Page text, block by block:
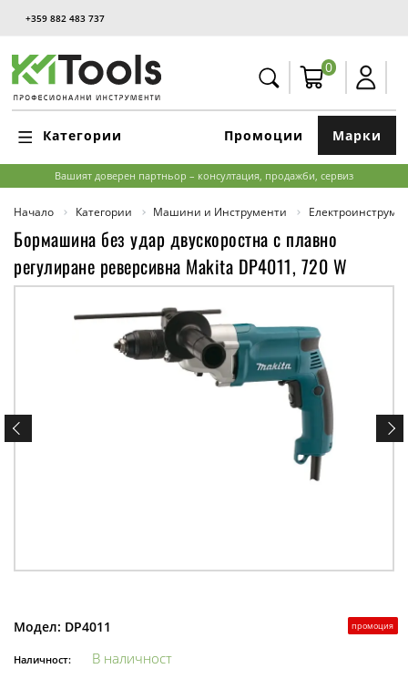
+359 882 483 737
0
Категории Марки
Промоции
Вашият доверен партньор – консултация, продажби, сервиз
Начало Категории Машини и Инструменти
Бормашина без удар двускоростна с плавно
регулиране реверсивна Makita DP4011, 720 W
промоция
Модел: DP4011
Наличност: В наличност